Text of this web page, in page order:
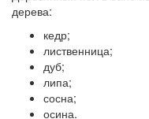
дерева:
кедр;
лиственница;
дуб;
липа;
сосна;
осина.